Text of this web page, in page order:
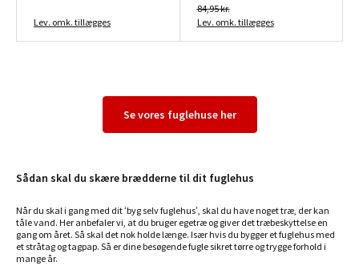
Lev. omk. tillægges
84,95 kr.
Lev. omk. tillægges
Se vores fuglehuse her
Sådan skal du skære brædderne til dit fuglehus
Når du skal i gang med dit ‘byg selv fuglehus’, skal du have noget træ, der kan
tåle vand. Her anbefaler vi, at du bruger egetræ og giver det træbeskyttelse en
gang om året. Så skal det nok holde længe. Især hvis du bygger et fuglehus med
et stråtag og tagpap. Så er dine besøgende fugle sikret tørre og trygge forhold i
mange år.